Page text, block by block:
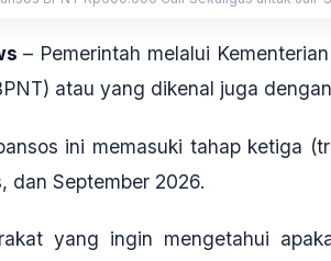
– Pemerintah melalui
atau yang dikenal juga
ini memasuki tahap ketiga
dan September 2026.
yang ingin mengetahui